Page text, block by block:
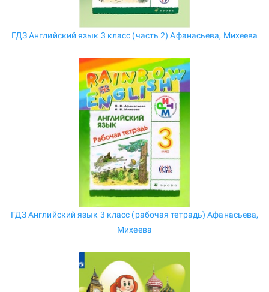
ГДЗ Английский язык 3 класс (часть 2) Афанасьева, Михеева
ГДЗ Английский язык 3 класс (рабочая тетрадь) Афанасьева,
Михеева